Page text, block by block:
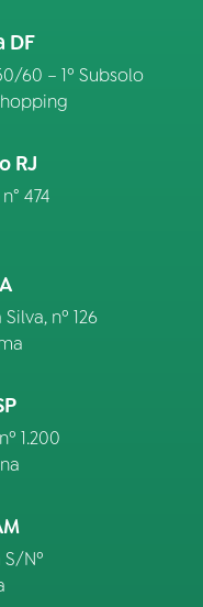
DF
60 – 1º Subsolo
RJ
474
nº 126
1.200
S/Nº